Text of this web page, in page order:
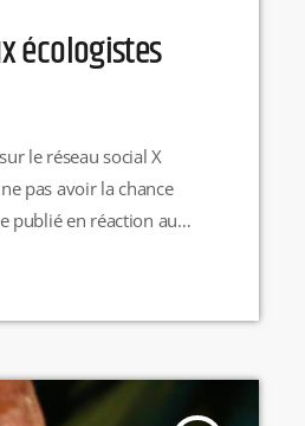
écologistes
le réseau social X
pas avoir la chance
publié en réaction aux